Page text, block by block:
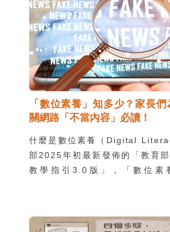
「數位素養」知多少？家長
關網路「不當內容」必讀！
什麼是數位素養（Digital
部2025年初最新發佈的「教育
教學指引3.0版」，「數位素
用數位工具，搜集、評估、應用
通合作、研究並解決問題，同時